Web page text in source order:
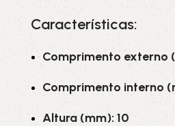
Características:
Comprimento externo
Comprimento interno
Altura (mm): 10